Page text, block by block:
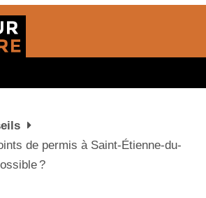
de permis à Saint-Étienne-du-
?